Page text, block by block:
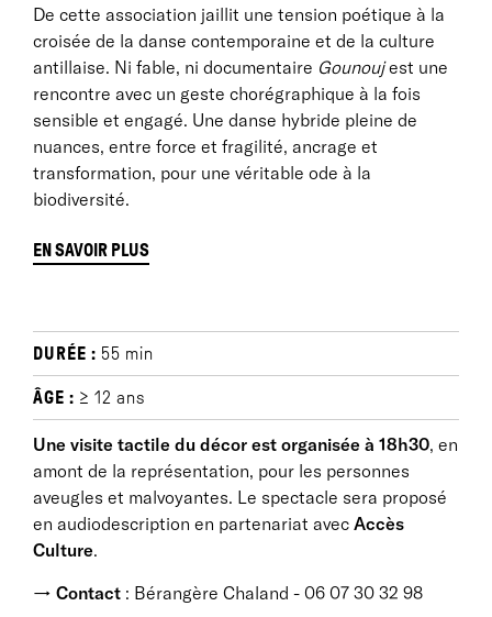
De cette association jaillit une tension poétique à la
croisée de la danse contemporaine et de la culture
antillaise. Ni fable, ni documentaire Gounoujest une
rencontre avec un geste chorégraphique à la fois
sensible et engagé. Une danse hybride pleine de
nuances, entre force et fragilité, ancrage et
transformation, pour une véritable ode à la
biodiversité.
EN SAVOIR PLUS
PRÉSENTATION GOUNOUJ
Gounoujpuise son inspiration dans le site de Gros
Morne / Grande-Anse (Deshaies, Guadeloupe), là-
même où une première version de 30 minutes, “in
situ”, pour un trio de danseurs, a été créée les 15 et
16 décembre 2022, dans le cadre du dispositif «
Mondes nouveaux » initié par le Ministère de la
Culture. Une des caractéristiques descriptives de
Gros Morne/ Grande-Anse est celle d’être à un stade
climacique, c’est-à-dire d’être un milieu où faune,
DURÉE : 55 min
ÂGE : ≥ 12 ans
Une visite tactile du décor est organisée à 18h30, en
amont de la représentation, pour les personnes
aveugles et malvoyantes. Le spectacle sera proposé
en audiodescription en partenariat avec Accès
Culture.
→ Contact : Bérangère Chaland - 06 07 30 32 98